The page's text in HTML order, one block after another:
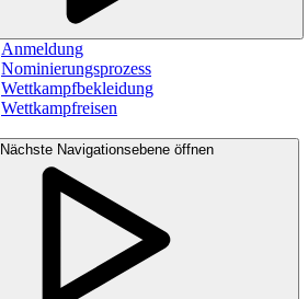
Anmeldung
Nominierungsprozess
Wettkampfbekleidung
Wettkampfreisen
Nächste Navigationsebene öffnen